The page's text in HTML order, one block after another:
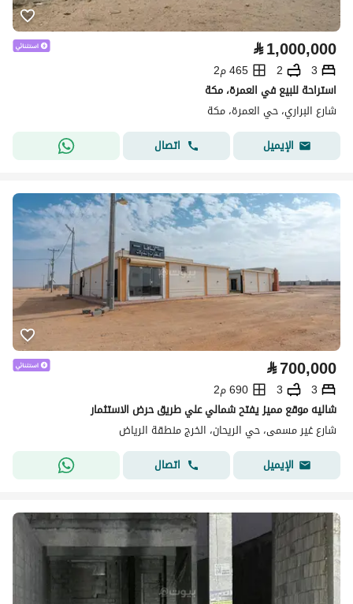
⃁1,000,000
3
2
465 م2
استراحة للبيع في العمرة، مكة
شارع البراري، حي العمرة، مكة
الإيميل
اتصال
⃁700,000
3
3
690 م2
شاليه موقع مميز يفتح شمالي علي طريق حرض الاستثمار
شارع غير مسمى، حي الريحان، الخرج منطقة الرياض
الإيميل
اتصال